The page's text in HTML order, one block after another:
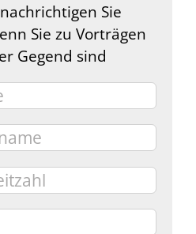
Outlook Live
Sie
Sie zu Vorträgen
Gegend sind